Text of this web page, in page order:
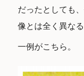
だったとしても
像とは全く異な
一例がこちら。